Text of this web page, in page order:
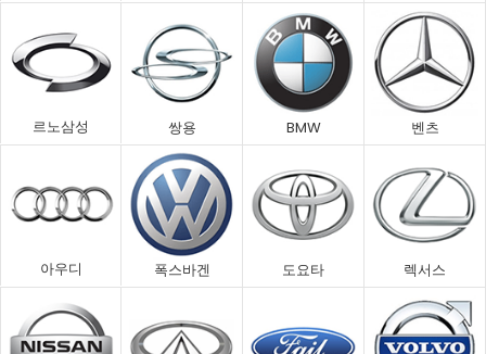
르노삼성 쌍용 BMW 벤츠
아우디 폭스바겐 도요타 렉서스